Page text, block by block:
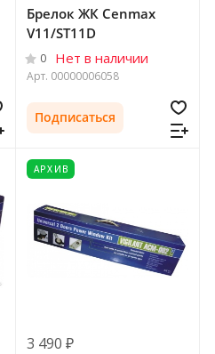
Брелок ЖК Cenmax
V11/ST11D
0 Нет в наличии
Арт. 00000006058
Подписаться
АРХИВ
3 490 ₽